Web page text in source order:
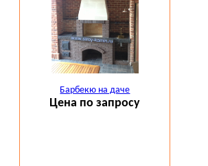
Барбекю на даче
Цена по запросу